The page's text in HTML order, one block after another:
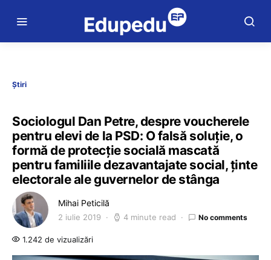
Știri
Sociologul Dan Petre, despre voucherele
pentru elevi de la PSD: O falsă soluție, o
formă de protecție socială mascată
pentru familiile dezavantajate social, ținte
electorale ale guvernelor de stânga
Mihai Peticilă
2 iulie 2019 4 minute read No comments
1.242 de vizualizări